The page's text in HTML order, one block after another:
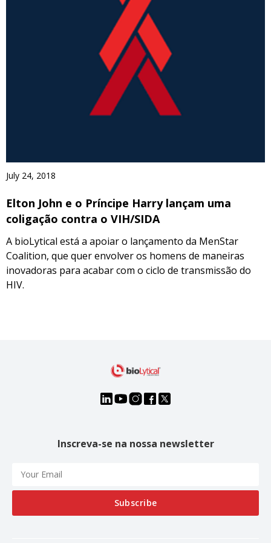
July 24, 2018
Elton John e o Príncipe Harry lançam uma
coligação contra o VIH/SIDA
A bioLytical está a apoiar o lançamento da MenStar
Coalition, que quer envolver os homens de maneiras
inovadoras para acabar com o ciclo de transmissão do
HIV.
Inscreva-se na nossa newsletter